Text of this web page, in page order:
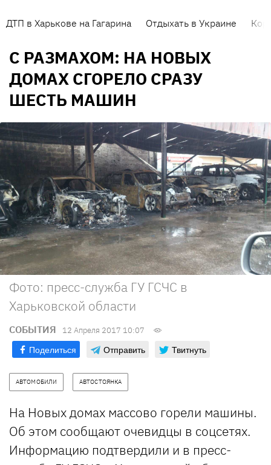
ДТП в Харькове на Гагарина Отдыхать в Украине
С РАЗМАХОМ: НА НОВЫХ
ДОМАХ СГОРЕЛО СРАЗУ
ШЕСТЬ МАШИН
Фото: пресс-служба ГУ ГСЧС в
Харьковской области
СОБЫТИЯ 12 Апреля 2017 10:07
Поделиться Отправить Твитнуть
АВТОМОБИЛИ АВТОСТОЯНКА
На Новых домах массово горели машины.
Об этом сообщают очевидцы в соцсетях.
Информацию подтвердили и в пресс-